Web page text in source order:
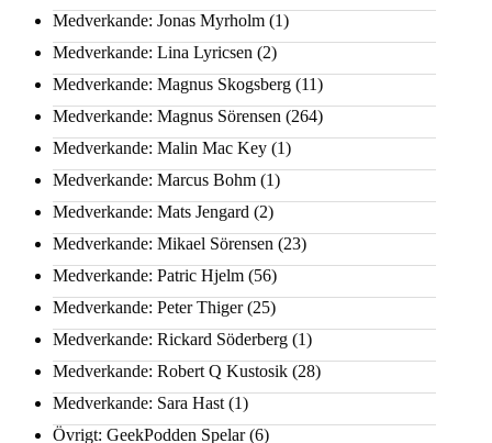
Medverkande: Jonas Myrholm (1)
Medverkande: Lina Lyricsen (2)
Medverkande: Magnus Skogsberg (11)
Medverkande: Magnus Sörensen (264)
Medverkande: Malin Mac Key (1)
Medverkande: Marcus Bohm (1)
Medverkande: Mats Jengard (2)
Medverkande: Mikael Sörensen (23)
Medverkande: Patric Hjelm (56)
Medverkande: Peter Thiger(25)
Medverkande: Rickard Söderberg (1)
Medverkande: Robert Q Kustosik (28)
Medverkande: Sara Hast (1)
Övrigt: GeekPodden Spelar(6)